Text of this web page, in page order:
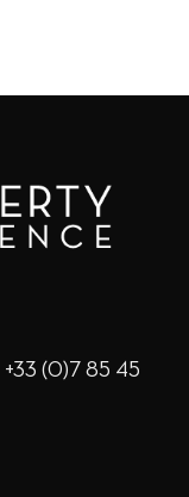
+33 (0)7 85 45